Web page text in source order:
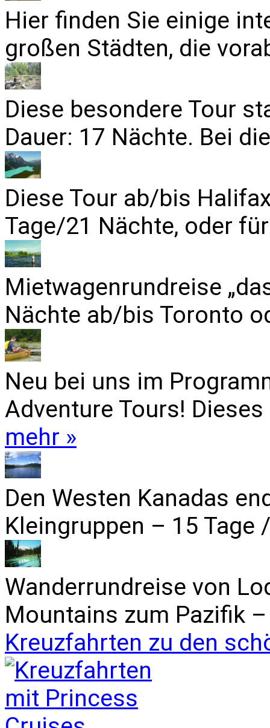
Hier finden Sie einige
großen Städten, die
Diese besondere Tour
Dauer: 17 Nächte. Bei
Diese Tour ab/bis
Tage/21 Nächte, oder
Mietwagenrundreise
Nächte ab/bis Toronto
Neu bei uns im
Adventure Tours!
mehr »
Den Westen Kanadas
Kleingruppen – 15 Tage
Wanderrundreise von
Mountains zum Pazifik
Kreuzfahrten zu den